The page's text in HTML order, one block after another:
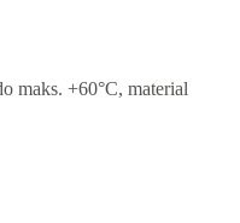
maks. +60°C, material